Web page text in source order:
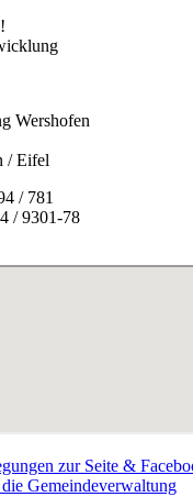
Wershofen
/ Eifel
/ 781
/ 9301-78
zur Seite &
Gemeindeverwaltung